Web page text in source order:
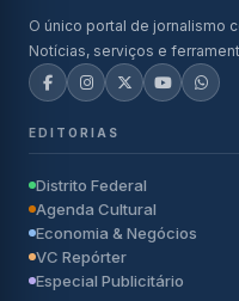
O único portal de jornalismo
Notícias, serviços e
EDITORIAS
Distrito Federal
Agenda Cultural
Economia & Negócios
VC Repórter
Especial Publicitário